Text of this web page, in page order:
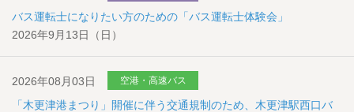
バス運転士になりたい方のための「バス運転士体験会」
2026年9月13日（日）
2026年08月03日 空港・高速バス
「木更津港まつり」開催に伴う交通規制のため、木更津駅西口バ